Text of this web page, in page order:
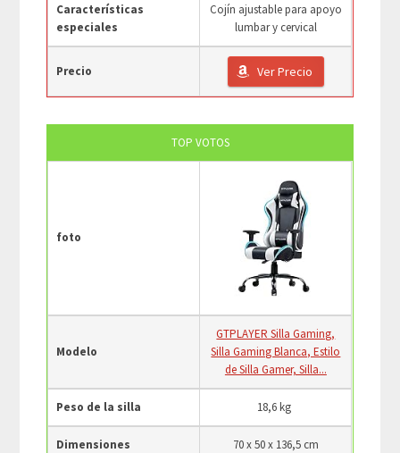
Características
especiales
Cojín ajustable para apoyo
lumbar y cervical
Precio Ver Precio
TOP VOTOS
foto
Modelo
GTPLAYER Silla Gaming,
Silla Gaming Blanca, Estilo
de Silla Gamer, Silla...
Peso de la silla 18,6 kg ‎
Dimensiones 70 x 50 x 136,5 cm